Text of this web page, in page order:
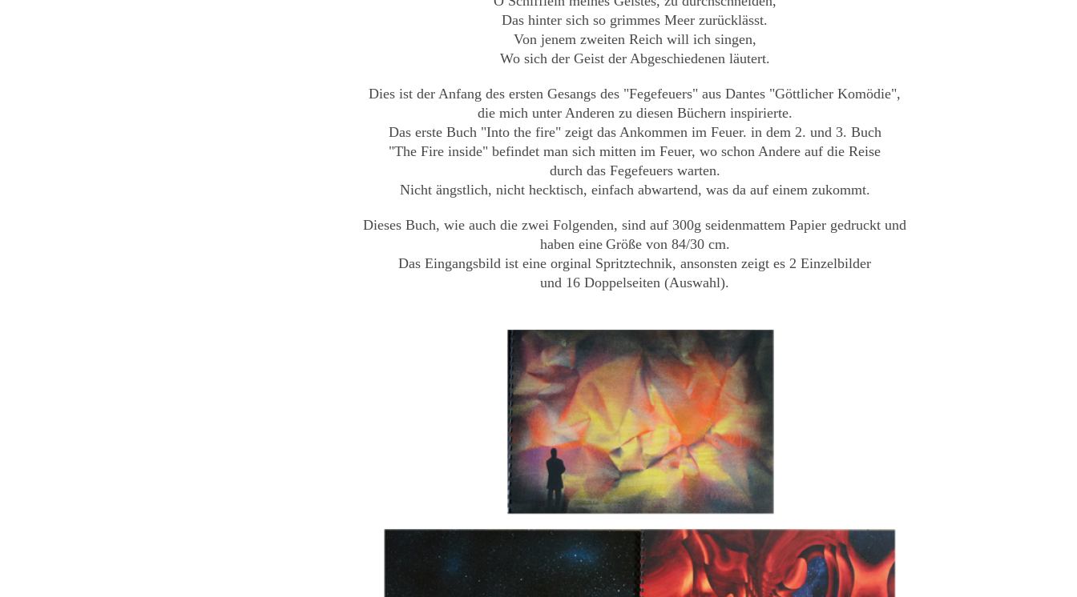
Das hinter sich so grimmes Meer zurücklässt.
Von jenem zweiten Reich will ich singen,
Wo sich der Geist der Abgeschiedenen läutert.
Dies ist der Anfang des ersten Gesangs des "Fegefeuers" aus Dantes "Göttlicher Komödie",
die mich unter Anderen zu diesen Büchern inspirierte.
Das erste Buch "Into the fire" zeigt das Ankommen im Feuer. in dem 2. und 3. Buch
"The Fire inside" befindet man sich mitten im Feuer, wo schon Andere auf die Reise
durch das Fegefeuers warten.
Nicht ängstlich, nicht hecktisch, einfach abwartend, was da auf einem zukommt.
Dieses Buch, wie auch die zwei Folgenden, sind auf 300g seidenmattem Papier gedruckt und
haben eine Größe von 84/30 cm.
Das Eingangsbild ist eine orginal Spritztechnik, ansonsten zeigt es 2 Einzelbilder
und 16 Doppelseiten (Auswahl).